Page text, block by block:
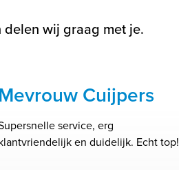
wij graag met je.
Mevrouw Cuijpers
service, erg
en duidelijk. Echt top!